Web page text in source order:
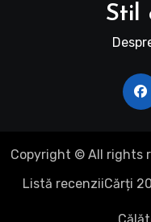
Stil
Copyright © All rights
Listă recenziiCărți